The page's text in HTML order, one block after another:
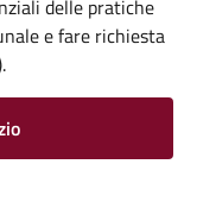
delle pratiche
e fare richiesta